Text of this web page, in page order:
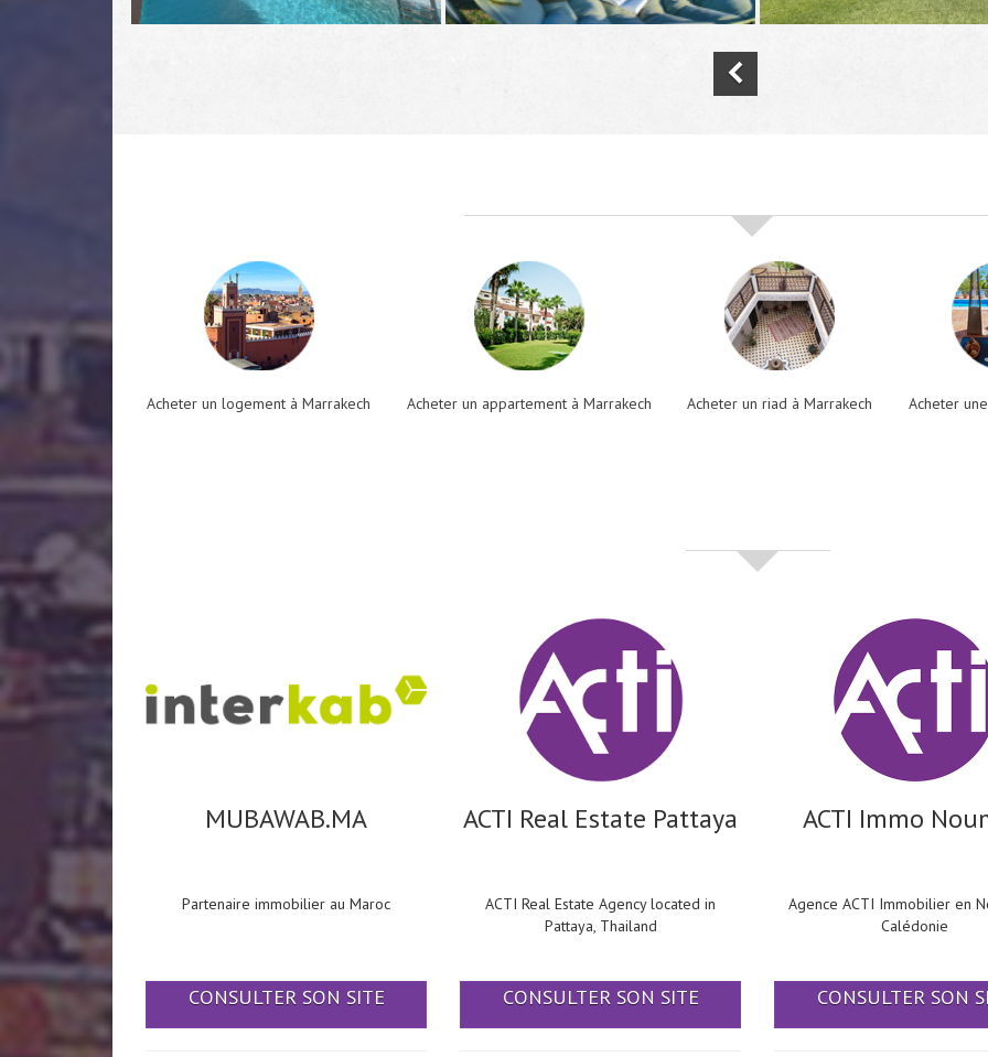
Acheter un logement à Marrakech Acheter un appartement à Marrakech Acheter un riad à Marrakech Acheter
MUBAWAB.MA
Partenaire immobilier au Maroc
CONSULTER SON SITE
ACTI Real Estate Pattaya
ACTI Real Estate Agency located in
Pattaya, Thailand
CONSULTER SON SITE
ACTI Immo
Agence ACTI Immobilier en
Calédonie
CONSULTER SON